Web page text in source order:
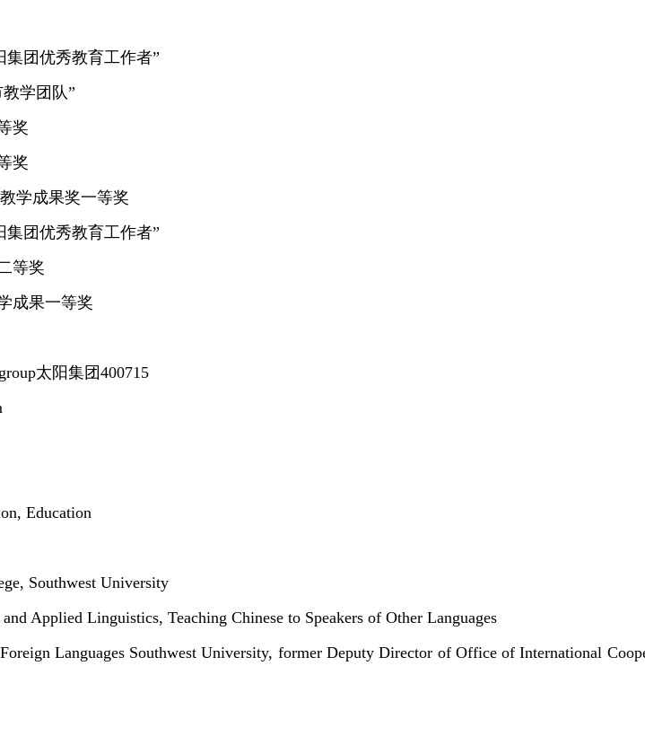
集团优秀教育工作者”
学团队”
奖
奖
学成果奖一等奖
集团优秀教育工作者”
等奖
成果一等奖
太阳集团400715
Education
Southwest University
Applied Linguistics, Teaching Chinese to Speakers of Other Languages
Languages Southwest University, former Deputy Director of Office of International